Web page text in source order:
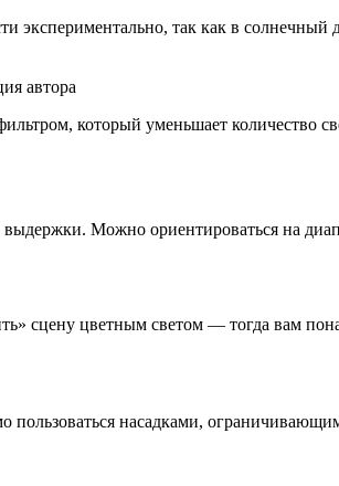
экспериментально, так как в солнечный
автора
который уменьшает количество
Можно ориентироваться на
сцену цветным светом — тогда вам
насадками,